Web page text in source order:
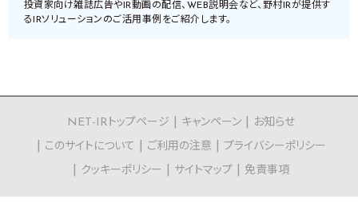
投資家向け雑誌広告やIR動画の配信、WEB説明会など、野村IRが提供す
るIRソリューションのご活用事例をご紹介します。
NET-IRトップページ キャンペーン
お知らせ
このサイトについて
ご利用の注意
プライバシーポリシー
クッキーポリシー
サイトマップ 免責事項